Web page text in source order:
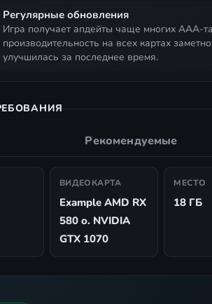
Регулярные обновления
игра получает апдейты чаще многих AAA-тайтлов -
производительность на всех картах заметно
улучшилась за последнее время.
Рекомендуемые
ВИДЕОКАРТА
Example AMD RX
580 o. NVIDIA
GTX 1070
МЕСТО
18 ГБ